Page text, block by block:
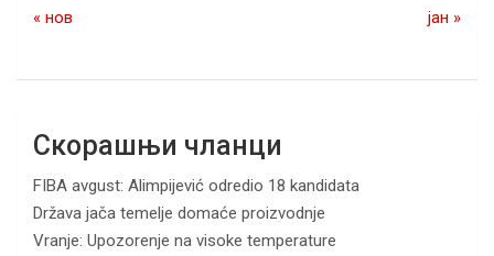
« нов јан »
Скорашњи чланци
FIBA avgust: Alimpijević odredio 18 kandidata
Država jača temelje domaće proizvodnje
Vranje: Upozorenje na visoke temperature